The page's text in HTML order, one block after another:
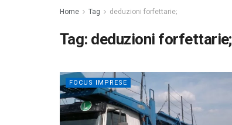
Home Tag deduzioni forfettarie;
Tag: deduzioni forfettarie;
FOCUS IMPRESE